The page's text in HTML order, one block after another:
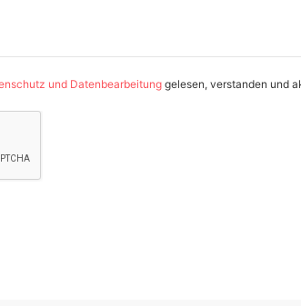
und Datenbearbeitung gelesen, verstanden und